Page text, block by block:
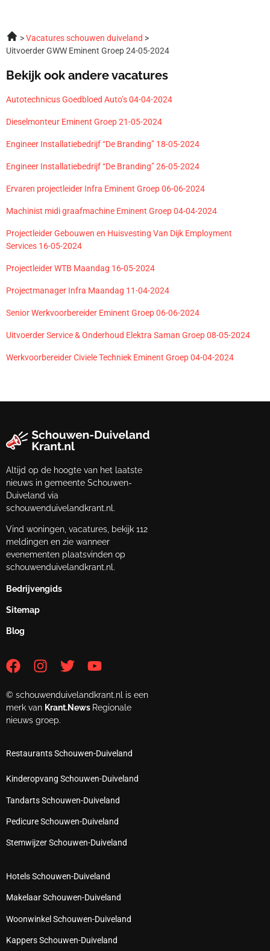
Vacatures schouwen duiveland
Uitvoerder GWW Eminent Groep 24-05-2024
Bekijk ook andere vacatures
Autotechnicus Goedbloed Auto’s 04-04-2024
Dieselmonteur Eminent Groep 21-05-2024
Engineer Installatiebedrijf “De Branding” 18-05-2024
Engineer Installatiebedrijf “De Branding” 26-05-2024
Ervaren projectleider Infra Eminent Groep 06-06-2024
Machinist midi graafmachine Eminent Groep 04-04-2024
Projectleider Gebouwen en Huisvesting Van Dijk Employment
Services 16-05-2024
Projectleider WTB Maandag 16-05-2024
Projectmanager Infra Maandag 11-04-2024
Senior Werkvoorbereider Eminent Groep 06-06-2024
Uitvoerder Service & Onderhoud Elektra Saman Groep 08-05-2024
Werkvoorbereider Civiele Techniek Eminent Groep 04-04-2024
Altijd op de hoogte van het laatste
nieuws in gemeente Schouwen-
Duiveland via
schouwenduivelandkrant.nl.
Vind woningen, vacatures, bekijk 112
meldingen en zie wanneer
evenementen plaatsvinden op
schouwenduivelandkrant.nl.
Bedrijvengids
Sitemap
Blog
© schouwenduivelandkrant.nl is een
merk van Krant.News Regionale
nieuws groep.
Restaurants Schouwen-Duiveland
Kinderopvang Schouwen-Duiveland
Tandarts Schouwen-Duiveland
Pedicure Schouwen-Duiveland
Stemwijzer Schouwen-Duiveland
Hotels Schouwen-Duiveland
Makelaar Schouwen-Duiveland
Woonwinkel Schouwen-Duiveland
Kappers Schouwen-Duiveland